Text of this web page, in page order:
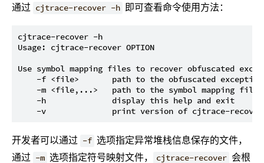
通过 cjtrace-recover -h 即可查看命令使用方法：
cjtrace-recover -h
Usage: cjtrace-recover OPTION
Use symbol mapping files to recover obfuscated
-f <file>       path to the obfuscated
    -m <file,...>   path to the symbol mapping files
    -h              display this help and exit
开发者可以通过 -f 选项指定异常堆栈信息保存的文件，
通过 -m 选项指定符号映射文件， cjtrace-recover 会根